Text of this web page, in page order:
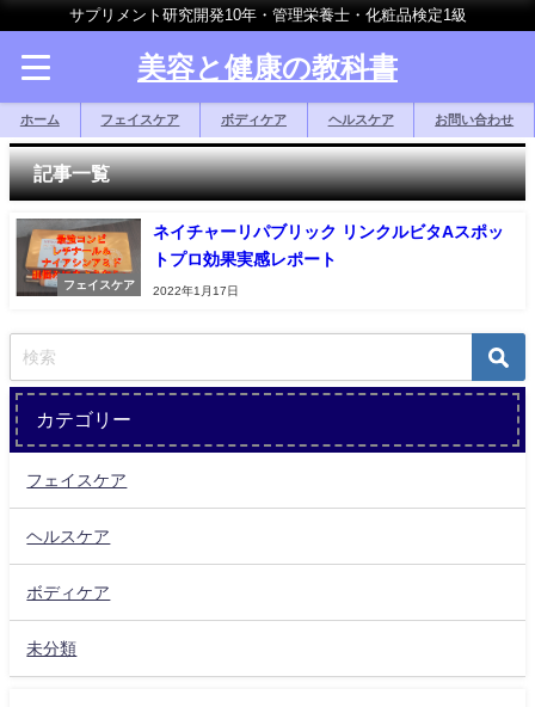
サプリメント研究開発10年・管理栄養士・化粧品検定1級
美容と健康の教科書
ホーム フェイスケア ボディケア ヘルスケア お問い合わせ
記事一覧
フェイスケア
ネイチャーリパブリック リンクルビタAスポッ
トプロ効果実感レポート
2022年1月17日
カテゴリー
フェイスケア
ヘルスケア
ボディケア
未分類